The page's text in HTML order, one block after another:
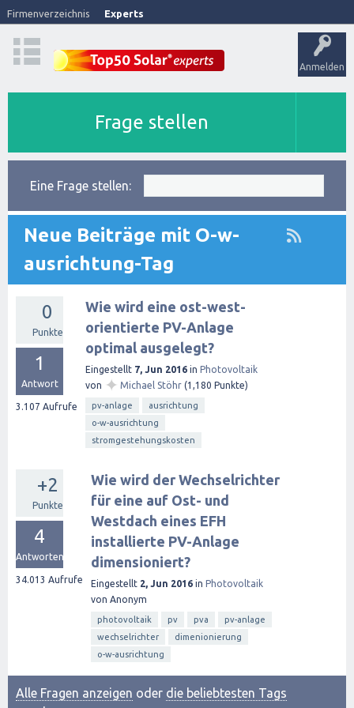
Firmenverzeichnis Experts
Anmelden
Frage stellen
Eine Frage stellen:
Neue Beiträge mit O-w-
ausrichtung-Tag
0
Punkte
1
Antwort
3.107 Aufrufe
Wie wird eine ost-west-
orientierte PV-Anlage
optimal ausgelegt?
Eingestellt 7, Jun 2016 in Photovoltaik
von ✦ Michael Stöhr (1,180 Punkte)
pv-anlage
ausrichtung
o-w-ausrichtung
stromgestehungskosten
+2
Punkte
4
Antworten
34.013 Aufrufe
Wie wird der Wechselrichter
für eine auf Ost- und
Westdach eines EFH
installierte PV-Anlage
dimensioniert?
Eingestellt 2, Jun 2016 in Photovoltaik
von Anonym
photovoltaik pv pva
pv-anlage
wechselrichter
dimenionierung
o-w-ausrichtung
Alle Fragen anzeigen oder die beliebtesten Tags